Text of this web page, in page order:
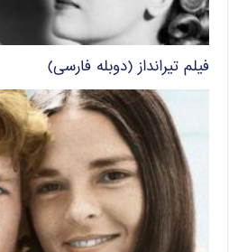
فیلم تیرانداز (دوبله فارسی)